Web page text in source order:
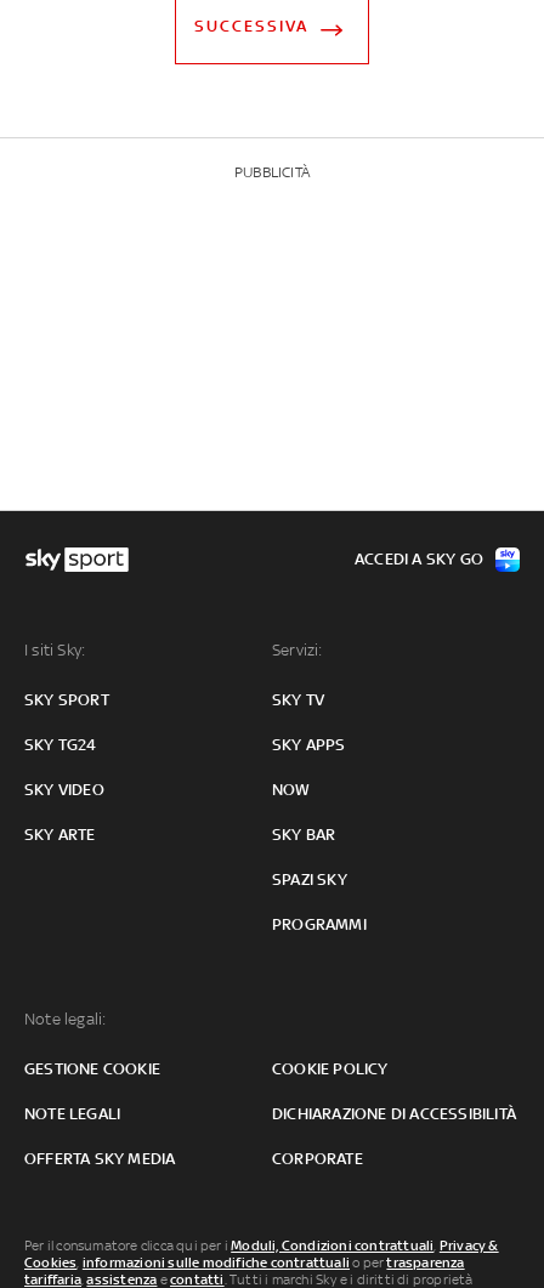
SUCCESSIVA
PUBBLICITÀ
I siti Sky:
SKY SPORT
SKY TG24
SKY VIDEO
SKY ARTE
Servizi:
SKY TV
SKY APPS
NOW
SKY BAR
SPAZI SKY
PROGRAMMI
Note legali:
GESTIONE COOKIE COOKIE POLICY
NOTE LEGALI DICHIARAZIONE DI ACCESSIBILITÀ
OFFERTA SKY MEDIA CORPORATE
ACCEDI A SKY GO
Per il consumatore clicca qui per iModuli, Condizioni contrattuali, Privacy &
Cookies, informazioni sulle modifiche contrattuali o pertrasparenza
tariffaria,assistenza econtatti. Tutti i marchi Sky e i diritti di proprietà